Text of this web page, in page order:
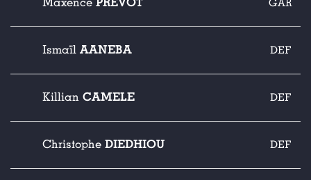
Maxence GAR
Ismaïl AANEBA DEF
Killian CAMELE DEF
Christophe DIEDHIOU DEF